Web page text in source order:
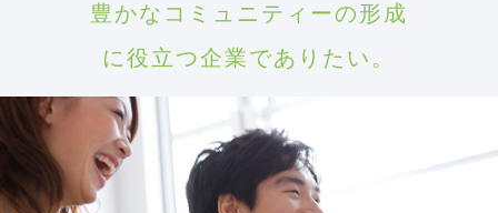
豊かなコミュニティーの形成
に役立つ企業でありたい。